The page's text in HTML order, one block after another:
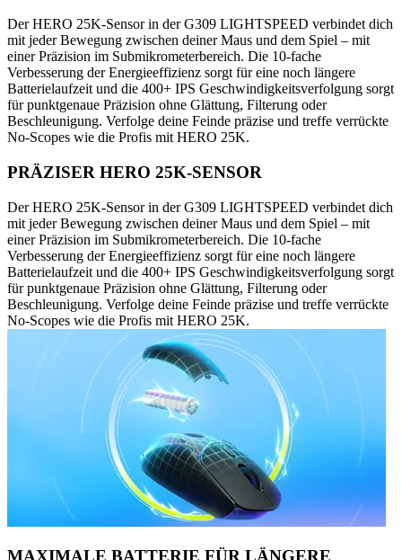
Der HERO 25K-Sensor in der G309 LIGHTSPEED verbindet dich
mit jeder Bewegung zwischen deiner Maus und dem Spiel – mit
einer Präzision im Submikrometerbereich. Die 10-fache
Verbesserung der Energieeffizienz sorgt für eine noch längere
Batterielaufzeit und die 400+ IPS Geschwindigkeitsverfolgung sorgt
für punktgenaue Präzision ohne Glättung, Filterung oder
Beschleunigung. Verfolge deine Feinde präzise und treffe verrückte
No-Scopes wie die Profis mit HERO 25K.
PRÄZISER HERO 25K-SENSOR
Der HERO 25K-Sensor in der G309 LIGHTSPEED verbindet dich
mit jeder Bewegung zwischen deiner Maus und dem Spiel – mit
einer Präzision im Submikrometerbereich. Die 10-fache
Verbesserung der Energieeffizienz sorgt für eine noch längere
Batterielaufzeit und die 400+ IPS Geschwindigkeitsverfolgung sorgt
für punktgenaue Präzision ohne Glättung, Filterung oder
Beschleunigung. Verfolge deine Feinde präzise und treffe verrückte
No-Scopes wie die Profis mit HERO 25K.